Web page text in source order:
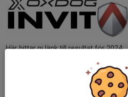
Här hittar ni länk till resultat för 2024: